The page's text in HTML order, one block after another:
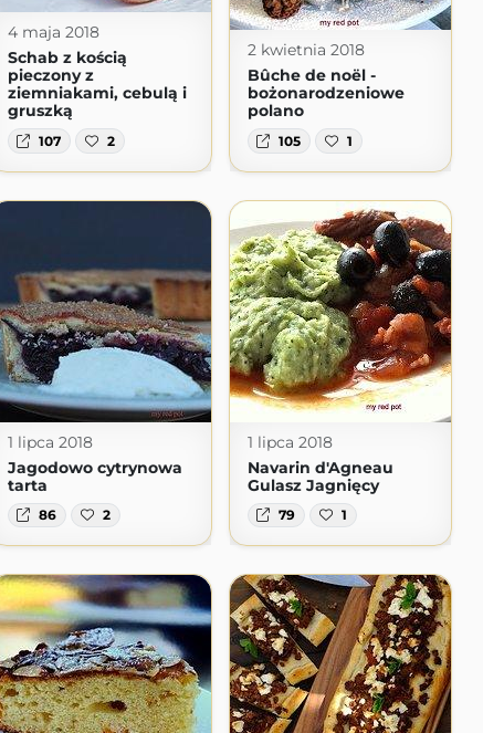
4 maja 2018
Schab z kością
pieczony z
ziemniakami, cebulą i
gruszką
107 2
2 kwietnia 2018
Bûche de noël -
bożonarodzeniowe
polano
105 1
1 lipca 2018
Jagodowo cytrynowa
tarta
86 2
1 lipca 2018
Navarin d'Agneau
Gulasz Jagnięcy
79 1